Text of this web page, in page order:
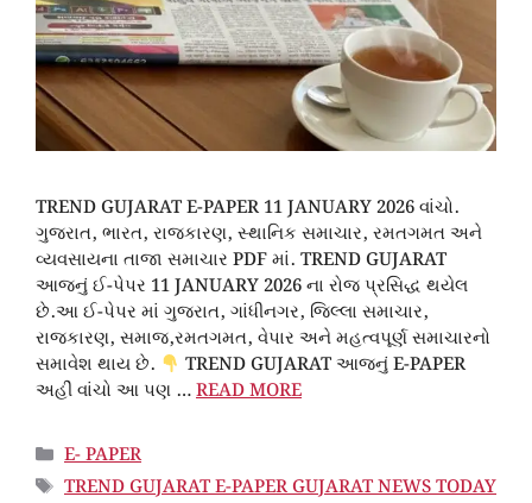
TREND GUJARAT E-PAPER 11 JANUARY 2026 વાંચો.
ગુજરાત, ભારત, રાજકારણ, સ્થાનિક સમાચાર, રમતગમત અને
વ્યવસાયના તાજા સમાચાર PDF માં. TREND GUJARAT
આજનું ઈ-પેપર 11 JANUARY 2026 ના રોજ પ્રસિદ્ધ થયેલ
છે.આ ઈ-પેપર માં ગુજરાત, ગાંધીનગર, જિલ્લા સમાચાર,
રાજકારણ, સમાજ,રમતગમત, વેપાર અને મહત્વપૂર્ણ સમાચારનો
સમાવેશ થાય છે.
TREND GUJARAT આજનું E-PAPER
અહીં વાંચો આ પણ …READ MORE
CATEGORIES
E- PAPER
TAGS
TREND GUJARAT E-PAPER GUJARAT NEWS TODAY